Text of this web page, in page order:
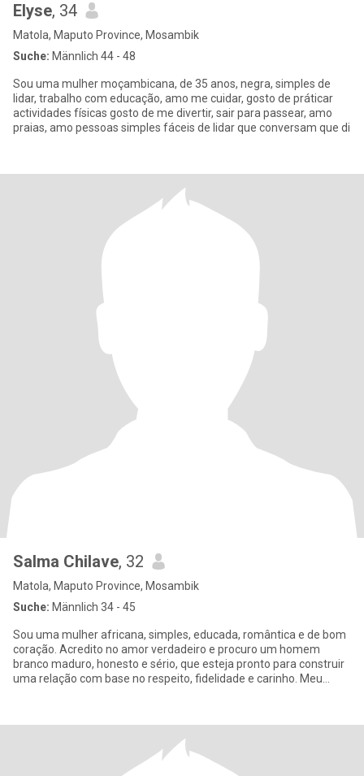
Elyse, 34
Matola, Maputo Province, Mosambik
Suche: Männlich 44 - 48
Sou uma mulher moçambicana, de 35 anos, negra, simples de
lidar, trabalho com educação, amo me cuidar, gosto de práticar
actividades físicas gosto de me divertir, sair para passear, amo
praias, amo pessoas simples fáceis de lidar que conversam que di
Salma Chilave, 32
Matola, Maputo Province, Mosambik
Suche: Männlich 34 - 45
Sou uma mulher africana, simples, educada, romântica e de bom
coração. Acredito no amor verdadeiro e procuro um homem
branco maduro, honesto e sério, que esteja pronto para construir
uma relação com base no respeito, fidelidade e carinho. Meu